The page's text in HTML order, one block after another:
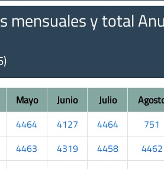
mensuales y total
Mayo Junio Julio
4464 4127 4464 751
4463 4319 4458 4462